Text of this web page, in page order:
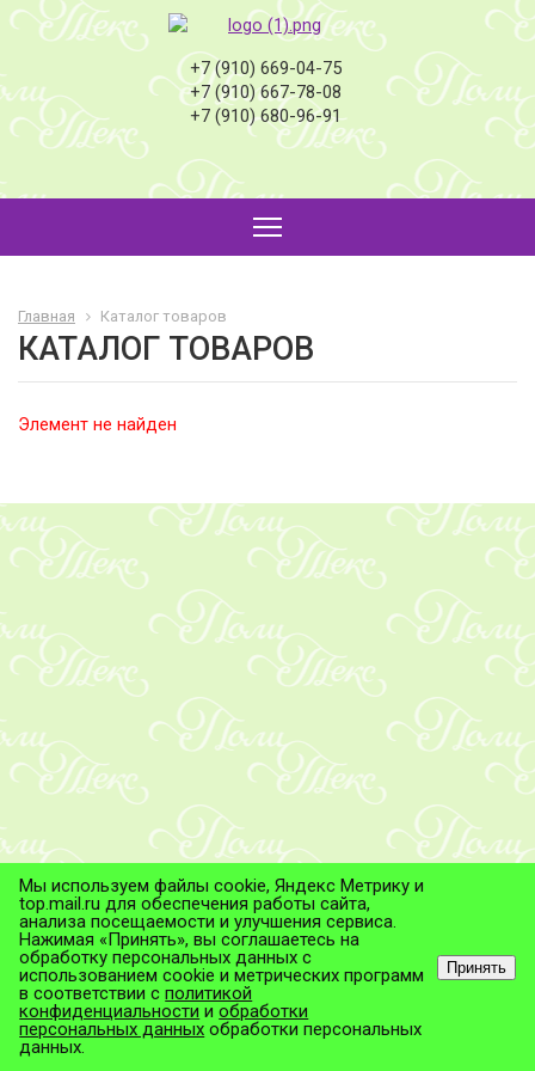
+7 (910) 669-04-75
+7 (910) 667-78-08
+7 (910) 680-96-91
Главная Каталог товаров
КАТАЛОГ ТОВАРОВ
Элемент не найден
© ТД "ПолиТекс", 2026
Все права защищены.
Мы используем файлы cookie, Яндекс Метрику и
top.mail.ru для обеспечения работы сайта,
анализа посещаемости и улучшения сервиса.
Нажимая «Принять», вы соглашаетесь на
обработку персональных данных с
использованием cookie и метрических программ
в соответствии сполитикой
конфиденциальности иобработки
персональных данных обработки персональных
данных.
Принять